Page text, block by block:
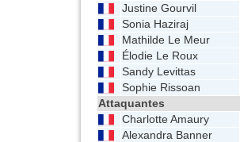
Justine Gourvil
Sonia Haziraj
Mathilde Le Meur
Élodie Le Roux
Sandy Levittas
Sophie Rissoan
Attaquantes
Charlotte Amaury
Alexandra Banner